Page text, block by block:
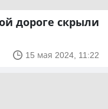
дороге скрыли
15 мая 2024, 11:22